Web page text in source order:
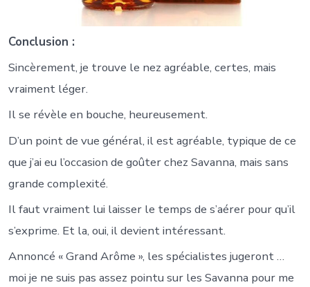
Conclusion :
Sincèrement, je trouve le nez agréable, certes, mais
vraiment léger.
Il se révèle en bouche, heureusement.
D’un point de vue général, il est agréable, typique de ce
que j’ai eu l’occasion de goûter chez Savanna, mais sans
grande complexité.
Il faut vraiment lui laisser le temps de s’aérer pour qu’il
s’exprime. Et la, oui, il devient intéressant.
Annoncé « Grand Arôme », les spécialistes jugeront …
moi je ne suis pas assez pointu sur les Savanna pour me